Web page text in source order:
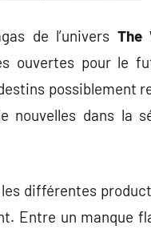
de l’univers The
ouvertes pour le
possiblement
dans la
différentes
Entre un manque